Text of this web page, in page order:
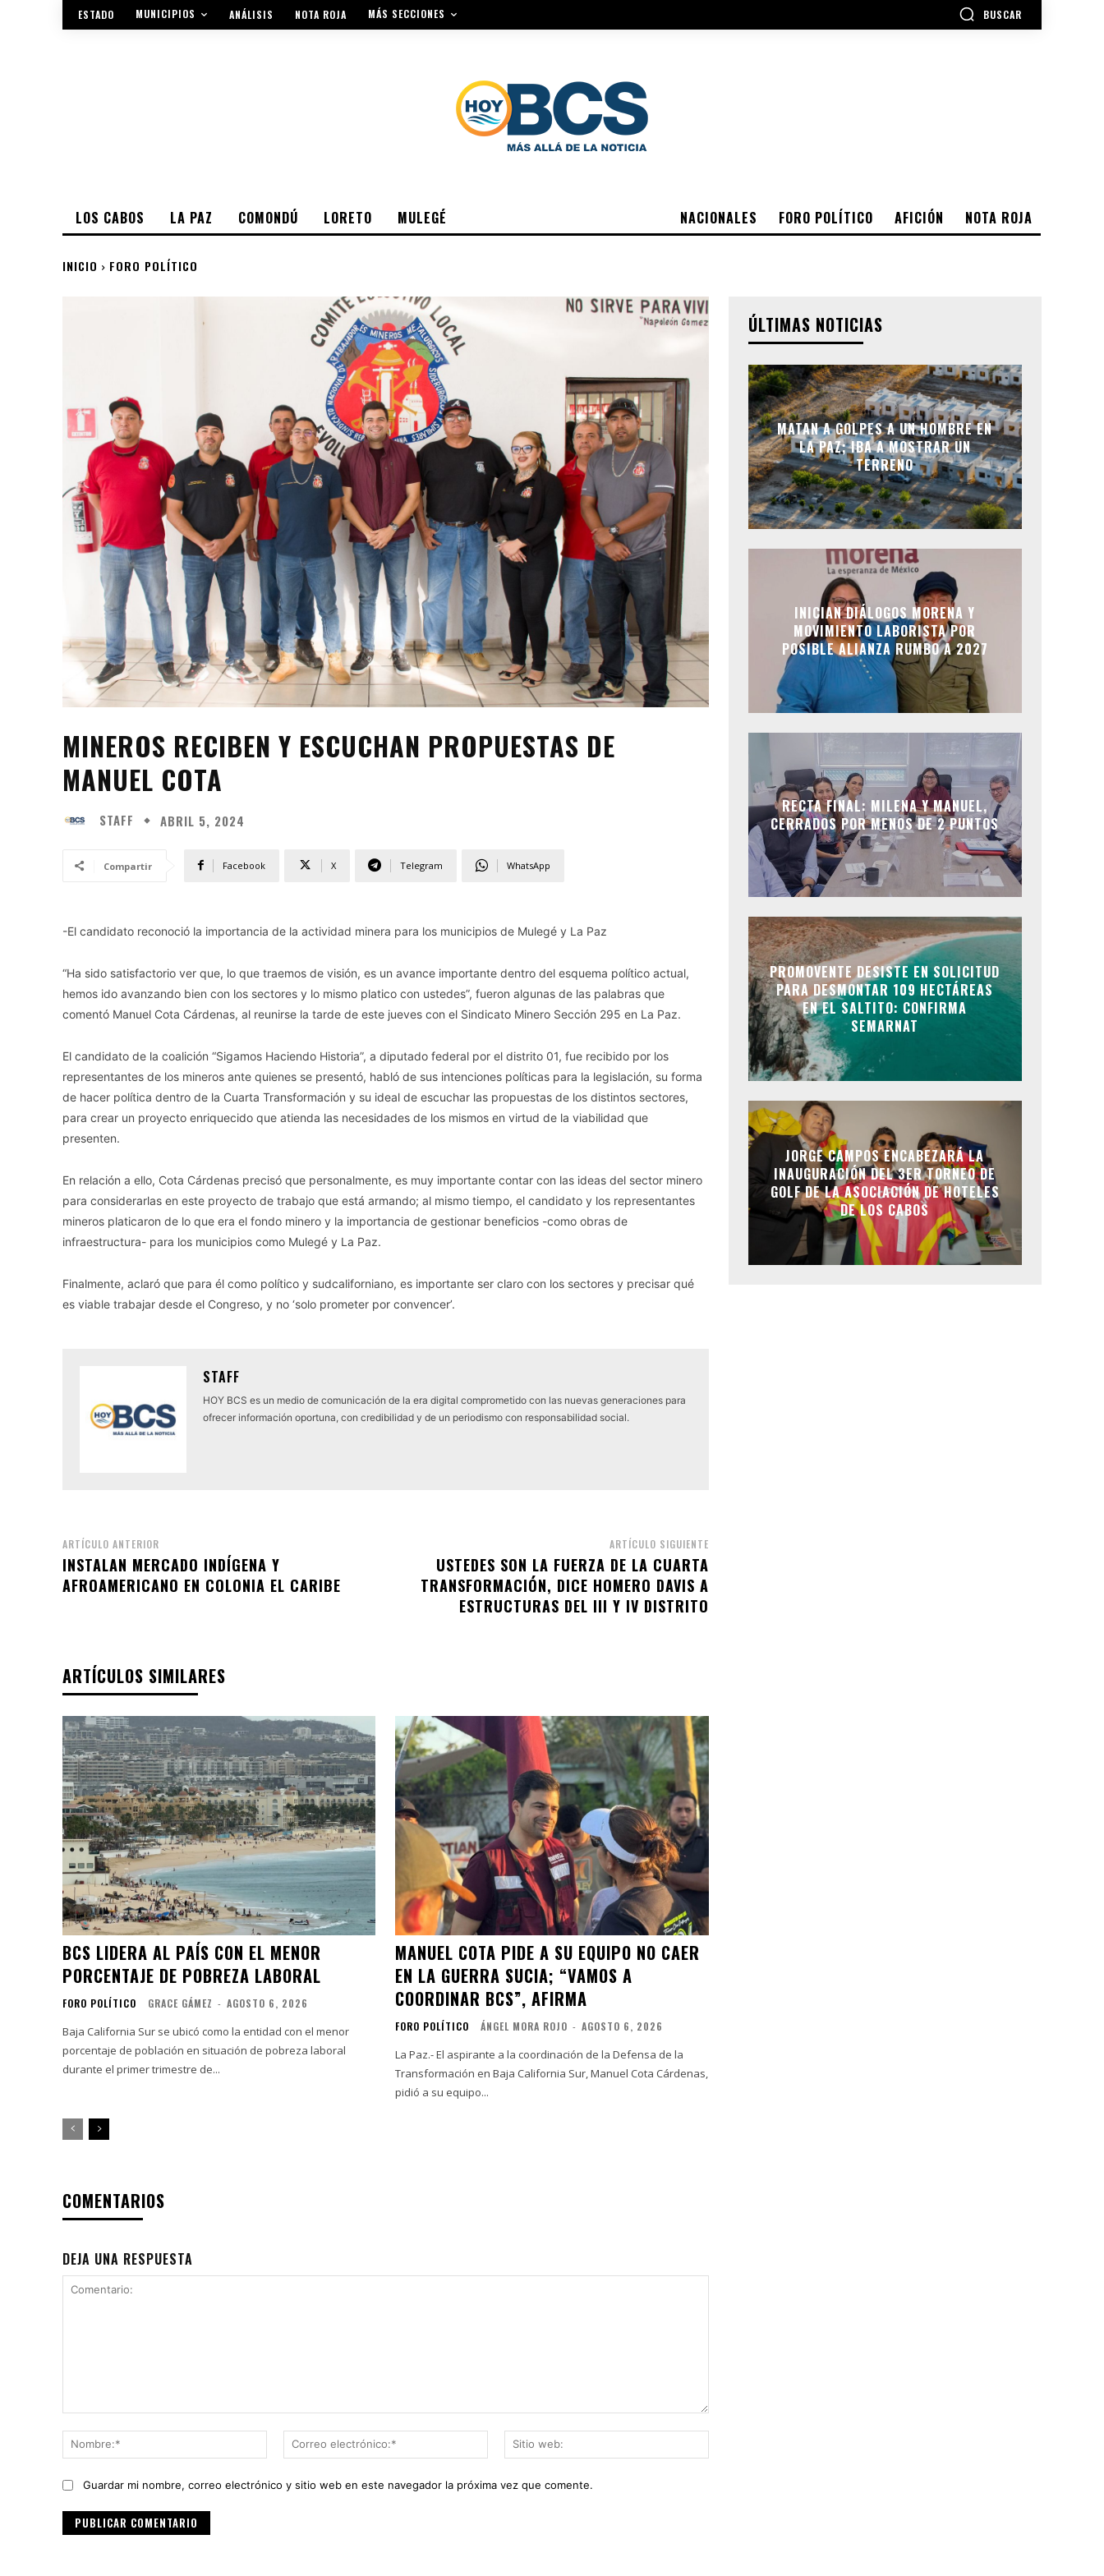
ESTADO MUNICIPIOS ANÁLISIS NOTA ROJA MÁS SECCIONES BUSCAR
NACIONALES FORO POLÍTICO AFICIÓN NOTA ROJA
LOS CABOS LA PAZ COMONDÚ LORETO MULEGÉ
INICIO FORO POLÍTICO
MINEROS RECIBEN Y ESCUCHAN PROPUESTAS DE
MANUEL COTA
STAFF ABRIL 5, 2024
Compartir Facebook X Telegram WhatsApp
-El candidato reconoció la importancia de la actividad minera para los municipios de Mulegé y La Paz
“Ha sido satisfactorio ver que, lo que traemos de visión, es un avance importante dentro del esquema político actual,
hemos ido avanzando bien con los sectores y lo mismo platico con ustedes”, fueron algunas de las palabras que
comentó Manuel Cota Cárdenas, al reunirse la tarde de este jueves con el Sindicato Minero Sección 295 en La Paz.
El candidato de la coalición “Sigamos Haciendo Historia”, a diputado federal por el distrito 01, fue recibido por los
representantes de los mineros ante quienes se presentó, habló de sus intenciones políticas para la legislación, su forma
de hacer política dentro de la Cuarta Transformación y su ideal de escuchar las propuestas de los distintos sectores,
para crear un proyecto enriquecido que atienda las necesidades de los mismos en virtud de la viabilidad que
presenten.
En relación a ello, Cota Cárdenas precisó que personalmente, es muy importante contar con las ideas del sector minero
para considerarlas en este proyecto de trabajo que está armando; al mismo tiempo, el candidato y los representantes
mineros platicaron de lo que era el fondo minero y la importancia de gestionar beneficios -como obras de
infraestructura- para los municipios como Mulegé y La Paz.
Finalmente, aclaró que para él como político y sudcaliforniano, es importante ser claro con los sectores y precisar qué
es viable trabajar desde el Congreso, y no ‘solo prometer por convencer’.
STAFF
HOY BCS es un medio de comunicación de la era digital comprometido con las nuevas generaciones para
ofrecer información oportuna, con credibilidad y de un periodismo con responsabilidad social.
ARTÍCULO ANTERIOR
INSTALAN MERCADO INDÍGENA Y
AFROAMERICANO EN COLONIA EL CARIBE
ARTÍCULO SIGUIENTE
USTEDES SON LA FUERZA DE LA CUARTA
TRANSFORMACIÓN, DICE HOMERO DAVIS A
ESTRUCTURAS DEL III Y IV DISTRITO
ARTÍCULOS SIMILARES
BCS LIDERA AL PAÍS CON EL MENOR
PORCENTAJE DE POBREZA LABORAL
FORO POLÍTICO GRACE GÁMEZ - AGOSTO 6, 2026
Baja California Sur se ubicó como la entidad con el menor
porcentaje de población en situación de pobreza laboral
durante el primer trimestre de...
MANUEL COTA PIDE A SU EQUIPO NO CAER
EN LA GUERRA SUCIA; “VAMOS A
COORDINAR BCS”, AFIRMA
FORO POLÍTICO ÁNGEL MORA ROJO - AGOSTO 6, 2026
La Paz.- El aspirante a la coordinación de la Defensa de la
Transformación en Baja California Sur, Manuel Cota Cárdenas,
pidió a su equipo...
COMENTARIOS
DEJA UNA RESPUESTA
Nombre:*
Correo
electrónico:*
web:
Guardar mi nombre, correo electrónico y sitio web en este navegador la próxima vez que comente.
ÚLTIMAS NOTICIAS
MATAN A GOLPES A UN HOMBRE EN
LA PAZ; IBA A MOSTRAR UN
TERRENO
INICIAN DIÁLOGOS MORENA Y
MOVIMIENTO LABORISTA POR
POSIBLE ALIANZA RUMBO A 2027
RECTA FINAL: MILENA Y MANUEL,
CERRADOS POR MENOS DE 2 PUNTOS
PROMOVENTE DESISTE EN SOLICITUD
PARA DESMONTAR 109 HECTÁREAS
EN EL SALTITO: CONFIRMA
SEMARNAT
JORGE CAMPOS ENCABEZARÁ LA
INAUGURACIÓN DEL 3ER TORNEO DE
GOLF DE LA ASOCIACIÓN DE HOTELES
DE LOS CABOS